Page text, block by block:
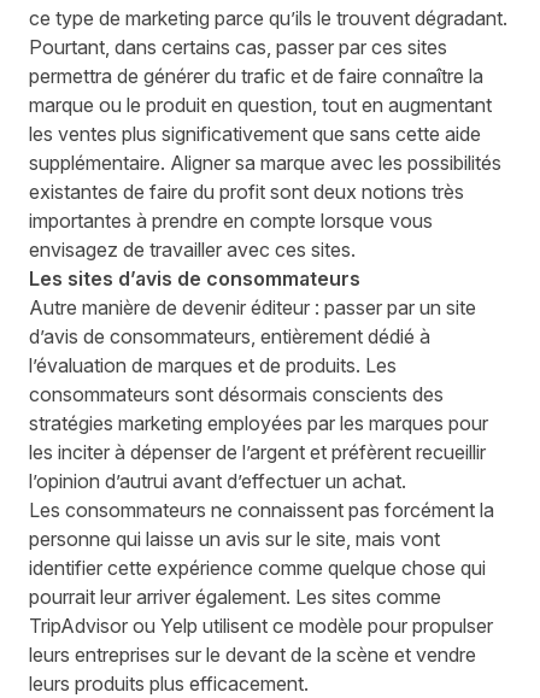
ce type de marketing parce qu’ils le trouvent dégradant.
Pourtant, dans certains cas, passer par ces sites
permettra de générer du trafic et de faire connaître la
marque ou le produit en question, tout en augmentant
les ventes plus significativement que sans cette aide
supplémentaire. Aligner sa marque avec les possibilités
existantes de faire du profit sont deux notions très
importantes à prendre en compte lorsque vous
envisagez de travailler avec ces sites.
Les sites d’avis de consommateurs
Autre manière de devenir éditeur : passer par un site
d’avis de consommateurs, entièrement dédié à
l’évaluation de marques et de produits. Les
consommateurs sont désormais conscients des
stratégies marketing employées par les marques pour
les inciter à dépenser de l’argent et préfèrent recueillir
l’opinion d’autrui avant d’effectuer un achat.
Les consommateurs ne connaissent pas forcément la
personne qui laisse un avis sur le site, mais vont
identifier cette expérience comme quelque chose qui
pourrait leur arriver également. Les sites comme
TripAdvisor ou Yelp utilisent ce modèle pour propulser
leurs entreprises sur le devant de la scène et vendre
leurs produits plus efficacement.